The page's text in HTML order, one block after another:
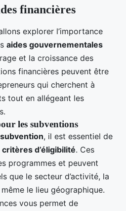
financières
explorer l’importance
aides gouvernementales
et la croissance des
financières peuvent être
qui cherchent à
tout en allégeant les
les subventions
subvention, il est essentiel de
critères d’éligibilité. Ces
programmes et peuvent
que le secteur d’activité, la
le lieu géographique.
vous permet de